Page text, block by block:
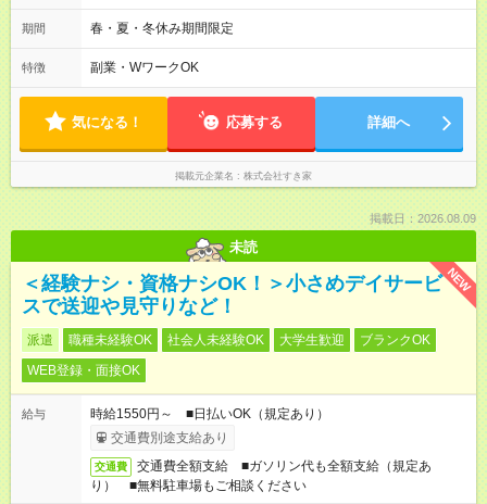
2h～OK ＜シフト例＞ 〇朝帯 5:00-9:00 〇昼帯 9:00-14:00 〇午
後帯 14:00-18:00 〇夜帯 18:00-22:00 〇深夜帯 22:00-翌5:00 基
ます♪
期間 春・夏・冬休み期間限定
特徴 副業・WワークOK
気になる！ 応募する 詳細へ
掲載元企業名 株式会社すき家
掲載日：2026.08.09
未読
NEW
＜経験ナシ・資格ナシOK！＞小さめデイサービ
スで送迎や見守りなど！
派遣 職種未経験OK 社会人未経験OK 大学生歓迎
ブランクOK
WEB登録・面接OK
給与
時給1550円～ ■日払いOK（規定あり）
交通費別途支給あり
交通費
交通費全額支給 ■ガソリン代も全額支給（規定あ
り） ■無料駐車場もご相談ください